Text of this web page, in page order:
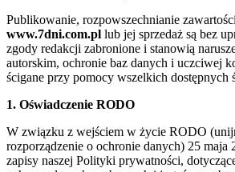
Publikowanie, rozpowszechnianie
www.7dni.com.pl lub jej sprzedaż są bez
zgody redakcji zabronione i stanowią
autorskim, ochronie baz danych i uczciwej
ścigane przy pomocy wszelkich dostępnych
1. Oświadczenie RODO
W związku z wejściem w życie RODO
rozporządzenie o ochronie danych) 25 maja
zapisy naszej Polityki prywatności,